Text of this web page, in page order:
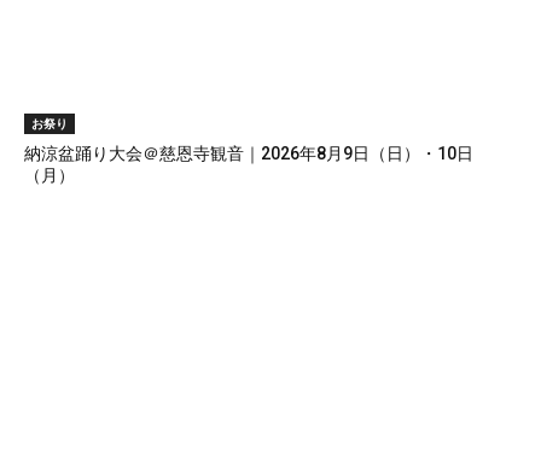
お祭り
納涼盆踊り大会＠慈恩寺観音｜2026年8月9日（日）・10日
（月）